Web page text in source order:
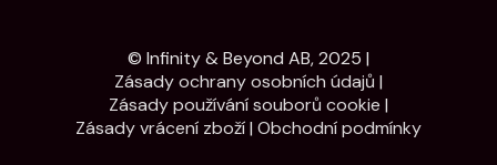
© Infinity & Beyond AB, 2025 |
Zásady ochrany osobních údajů |
Zásady používání souborů cookie |
Zásady vrácení zboží| Obchodní podmínky